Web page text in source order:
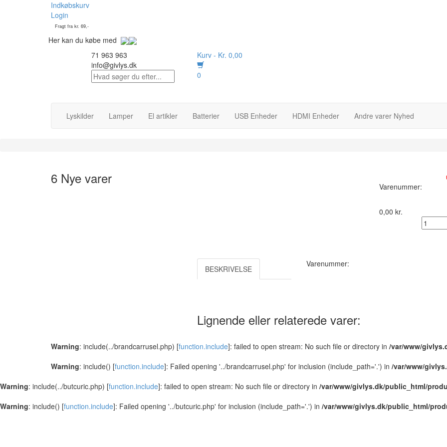
Indkøbskurv
Login
Fragt fra kr. 69,-
Her kan du købe med
71 963 963
info@givlys.dk
Kurv - Kr. 0,00
0
Lyskilder Lamper El artikler Batterier USB Enheder HDMI Enheder Andre varer Nyhed
6 Nye varer Varenummer:
0,00 kr.
BESKRIVELSE
Varenummer:
Lignende eller relaterede varer:
Warning: include(../brandcarrusel.php) [function.include]: failed to open stream: No such file or directory in /var/www/
Warning: include() [function.include]: Failed opening '../brandcarrusel.php' for inclusion (include_path='.') in /var/www/
Warning: include(../butcuric.php) [function.include]: failed to open stream: No such file or directory in /var/www/givlys.dk/public_html/
Warning: include() [function.include]: Failed opening '../butcuric.php' for inclusion (include_path='.') in /var/www/givlys.dk/public_html/